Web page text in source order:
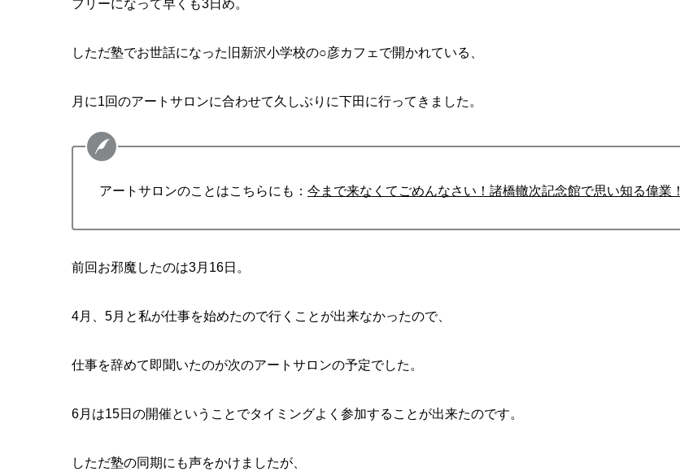
フリーになって早くも3日め。
しただ塾でお世話になった旧新沢小学校の○彦カフェで開かれている、
月に1回のアートサロンに合わせて久しぶりに下田に行ってきました。
アートサロンのことはこちらにも： 今まで来なくてごめんなさい！諸橋轍次記念館で思い知る偉業！
前回お邪魔したのは3月16日。
4月、5月と私が仕事を始めたので行くことが出来なかったので、
仕事を辞めて即聞いたのが次のアートサロンの予定でした。
6月は15日の開催ということでタイミングよく参加することが出来たのです。
しただ塾の同期にも声をかけましたが、